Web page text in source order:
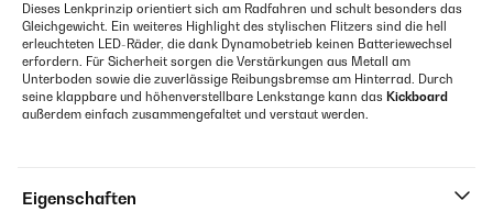
Dieses Lenkprinzip orientiert sich am Radfahren und schult besonders das
Gleichgewicht. Ein weiteres Highlight des stylischen Flitzers sind die hell
erleuchteten LED-Räder, die dank Dynamobetrieb keinen Batteriewechsel
erfordern. Für Sicherheit sorgen die Verstärkungen aus Metall am
Unterboden sowie die zuverlässige Reibungsbremse am Hinterrad. Durch
seine klappbare und höhenverstellbare Lenkstange kann das Kickboard
außerdem einfach zusammengefaltet und verstaut werden.
Eigenschaften